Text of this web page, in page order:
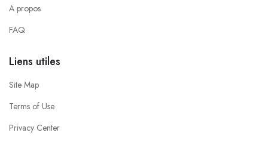
A propos
FAQ
Liens utiles
Site Map
Terms of Use
Privacy Center